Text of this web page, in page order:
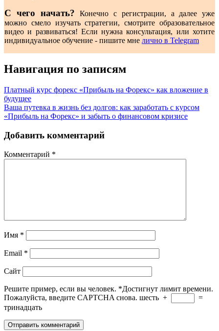
С чего начать?Конечно с регистрации, а далее уже
можно смело изучать стратегии, смотрите образовательное
видео и развиваться! Если нужна консультация, или хотите
индивидуальное обучение - пишите мне лично в Telegram
Навигация по записям
Платный курс форекс «Прибыль на Форекс» как вложение в
будущее
Ваша путевка в жизнь без долгов: как заработать с курсом
«Прибыль на Форекс» и забыть о финансовом кризисе
Добавить комментарий
Комментарий *
Имя *
Email *
Сайт
Решите пример, если вы человек. *Достигнут лимит времени.
Пожалуйста, введите CAPTCHA снова. шесть +
=
тринадцать